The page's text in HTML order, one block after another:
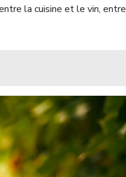
la cuisine et le vin, entre